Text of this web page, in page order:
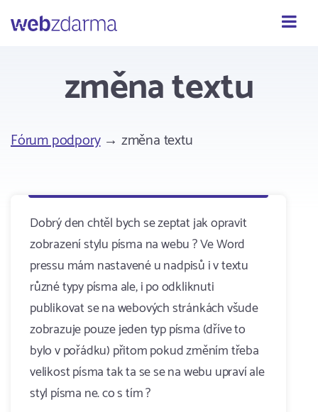
Webzdarma
změna textu
Fórum podpory→ změna textu
Dobrý den chtěl bych se zeptat jak opravit
zobrazení stylu písma na webu ? Ve Word
pressu mám nastavené u nadpisů i v textu
různé typy písma ale, i po odkliknuti
publikovat se na webových stránkách všude
zobrazuje pouze jeden typ písma (dříve to
bylo v pořádku) přitom pokud změním třeba
velikost písma tak ta se se na webu upraví ale
styl písma ne. co s tím ?